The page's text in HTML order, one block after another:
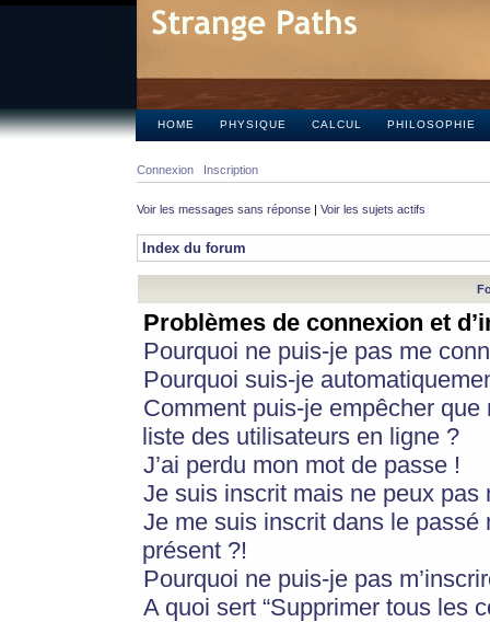
HOME PHYSIQUE CALCUL PHILOSOPHIE
Connexion Inscription
Voir les messages sans réponse | Voir les sujets actifs
Index du forum
Problèmes de connexion et
Pourquoi ne puis-je pas me
Pourquoi suis-je
Comment puis-je empêcher
liste des utilisateurs en ligne ?
J’ai perdu mon mot de passe !
Je suis inscrit mais ne peux pas
Je me suis inscrit dans le
présent ?!
Pourquoi ne puis-je pas
A quoi sert “Supprimer tous les